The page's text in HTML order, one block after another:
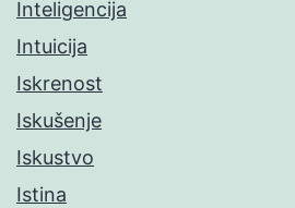
Inteligencija
Intuicija
Iskrenost
Iskušenje
Iskustvo
Istina